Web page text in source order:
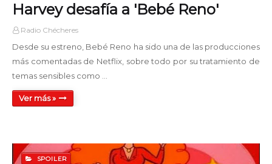
Tiempo de Jazz PM
12:00 - 13:00
Es Viernes EN VIVO
Disco Mix Club
La Cueva del Rock
19:00 - 22:00
Harvey desafía a 'Bebé Reno'
Radio Chécheres
Desde su estreno, Bebé Reno ha sido una de las producciones
más comentadas de Netflix, sobre todo por su tratamiento de
temas sensibles como …
Ver más »
SPOILER